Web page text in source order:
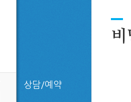
상담/예약
비